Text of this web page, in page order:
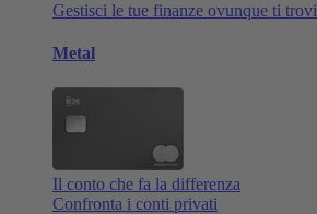
Gestisci le tue finanze ovunque ti trovi
Metal
Il conto che fa la differenza
Confronta i conti privati